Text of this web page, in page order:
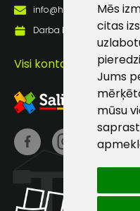
Mēs
citas
Jums
mūsu
info@hards.lv
Darba laiks:
Visi kontakti